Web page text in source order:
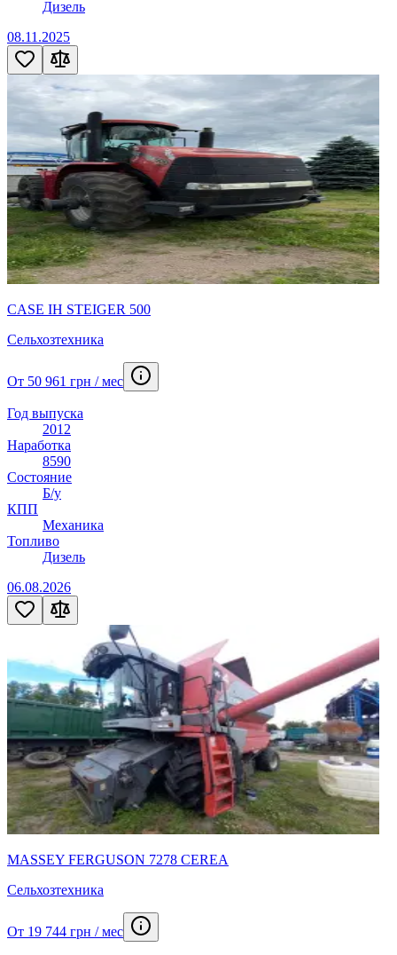
Дизель
08.11.2025
CASE IH STEIGER 500
Сельхозтехника
От 50 961 грн / мес
Год выпуска
2012
Наработка
8590
Состояние
Б/у
КПП
Механика
Топливо
Дизель
06.08.2026
MASSEY FERGUSON 7278 CEREA
Сельхозтехника
От 19 744 грн / мес